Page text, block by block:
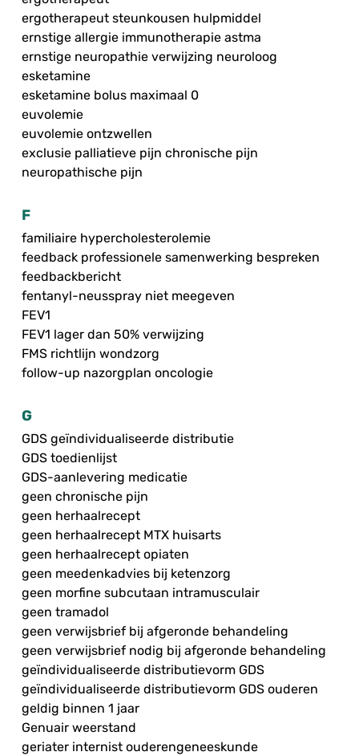
ergotherapeut steunkousen hulpmiddel
ernstige allergie immunotherapie astma
ernstige neuropathie verwijzing neuroloog
esketamine
esketamine bolus maximaal 0
euvolemie
euvolemie ontzwellen
exclusie palliatieve pijn chronische pijn
neuropathische pijn
F
familiaire hypercholesterolemie
feedback professionele samenwerking bespreken
feedbackbericht
fentanyl-neusspray niet meegeven
FEV1
FEV1 lager dan 50% verwijzing
FMS richtlijn wondzorg
follow-up nazorgplan oncologie
G
GDS geïndividualiseerde distributie
GDS toedienlijst
GDS-aanlevering medicatie
geen chronische pijn
geen herhaalrecept
geen herhaalrecept MTX huisarts
geen herhaalrecept opiaten
geen meedenkadvies bij ketenzorg
geen morfine subcutaan intramusculair
geen tramadol
geen verwijsbrief bij afgeronde behandeling
geen verwijsbrief nodig bij afgeronde behandeling
geïndividualiseerde distributievorm GDS
geïndividualiseerde distributievorm GDS ouderen
geldig binnen 1 jaar
Genuair weerstand
geriater internist ouderengeneeskunde